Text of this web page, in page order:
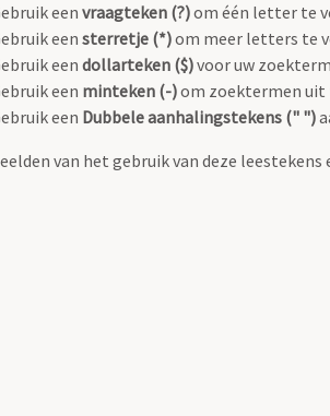
eenvraagteken (?)om één letter te
eensterretje (*)om meer letters te
eendollarteken ($)voor uw
een minteken (-)om zoektermen uit
een Dubbele aanhalingstekens (" ")
van het gebruik van deze